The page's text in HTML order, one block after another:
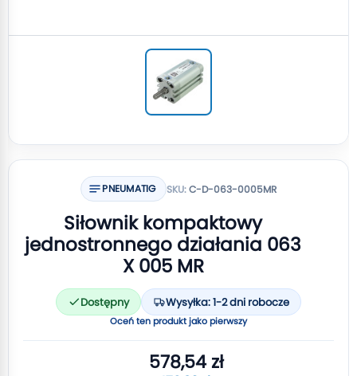
PNEUMATIG SKU:C-D-063-0005MR
Siłownik kompaktowy
jednostronnego działania 063
X 005 MR
Dostępny Wysyłka: 1-2 dni robocze
Oceń ten produkt jako pierwszy
578,54 zł